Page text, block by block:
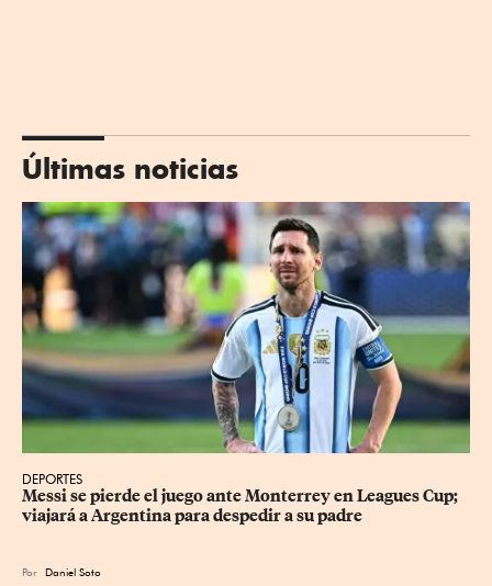
Últimas noticias
DEPORTES
Messi se pierde el juego ante Monterrey en Leagues Cup;
viajará a Argentina para despedir a su padre
Por Daniel Soto